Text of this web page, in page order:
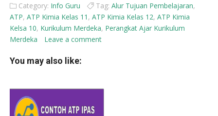
Category: Info Guru Tag: Alur Tujuan Pembelajaran,
ATP, ATP Kimia Kelas 11 , ATP Kimia Kelas 12, ATP Kimia
Kelsa 10, Kurikulum Merdeka, Perangkat Ajar Kurikulum
Merdeka
Leave a comment
You may also like: